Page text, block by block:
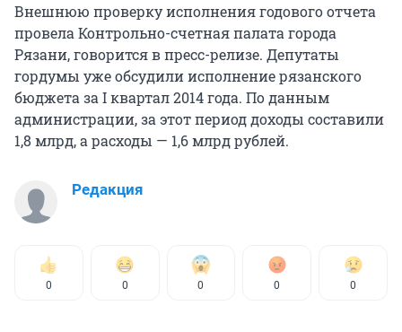
Внешнюю проверку исполнения годового отчета
провела Контрольно-счетная палата города
Рязани, говорится в пресс-релизе. Депутаты
гордумы уже обсудили исполнение рязанского
бюджета за I квартал 2014 года. По данным
администрации, за этот период доходы составили
1,8 млрд, а расходы — 1,6 млрд рублей.
Редакция
0 0 0 0 0